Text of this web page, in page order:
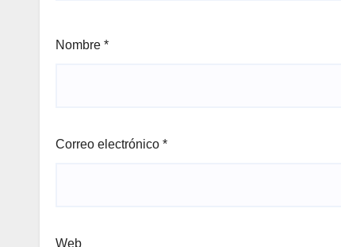
Nombre *
Correo electrónico *
Web